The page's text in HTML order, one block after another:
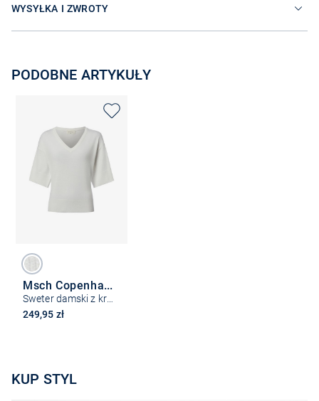
WYSYŁKA I ZWROTY
PODOBNE ARTYKUŁY
Msch Copenhagen
Sweter damski z krótkim rękawem z dzianiny - MSCHEslina Rachelle
249,95 zł
KUP STYL